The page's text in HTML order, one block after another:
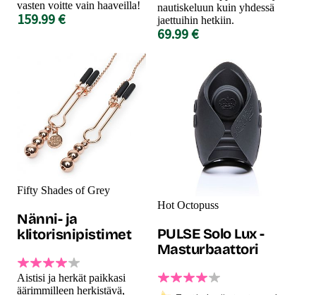
vasten voitte vain haaveilla!
159.99 €
nautiskeluun kuin yhdessä
jaettuihin hetkiin.
69.99 €
Fifty Shades of Grey
Nänni- ja
klitorisnipistimet
Aistisi ja herkät paikkasi
äärimmilleen herkistävä,
Hot Octopuss
PULSE Solo Lux -
Masturbaattori